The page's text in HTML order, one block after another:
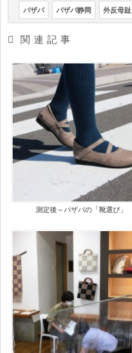
パザパ パザパ静岡 外反母趾
関連記事
測定後～パザパの「靴選び」